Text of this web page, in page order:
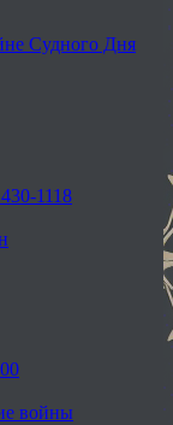
Судного Дня
1118
войны